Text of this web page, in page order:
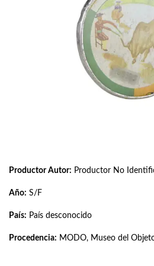
Productor Autor: Productor No
Año: S/F
País: País desconocido
Procedencia: MODO, Museo del